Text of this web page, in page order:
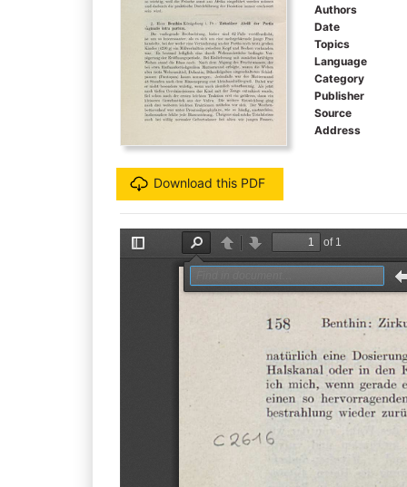
Download this PDF
Authors
Date
Topics
Language
Category
Publisher
Source
Address